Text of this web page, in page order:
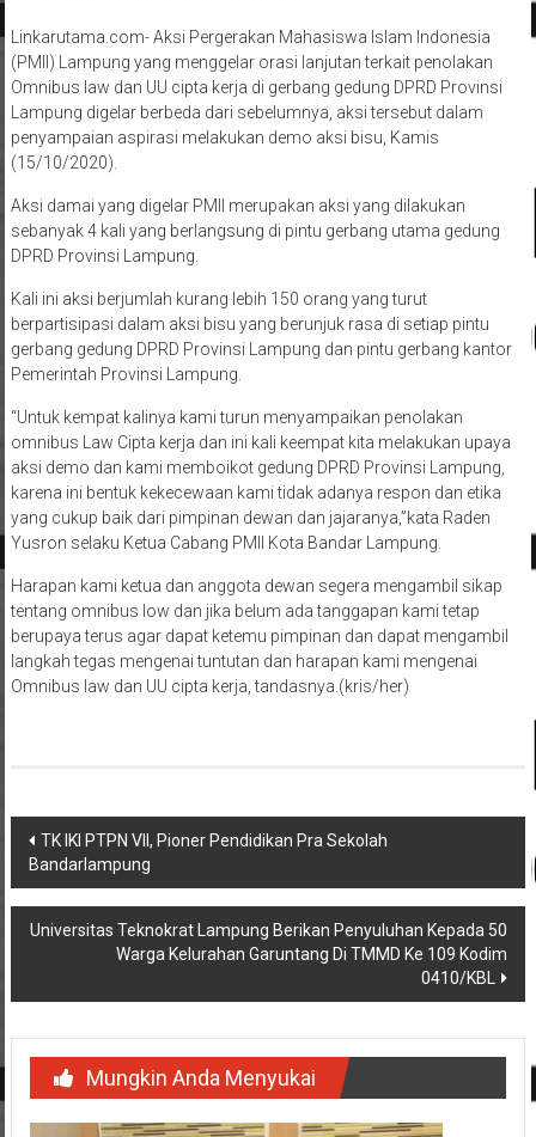
Linkarutama.com- Aksi Pergerakan Mahasiswa Islam Indonesia
(PMII) Lampung yang menggelar orasi lanjutan terkait penolakan
Omnibus law dan UU cipta kerja di gerbang gedung DPRD Provinsi
Lampung digelar berbeda dari sebelumnya, aksi tersebut dalam
penyampaian aspirasi melakukan demo aksi bisu, Kamis
(15/10/2020).
Aksi damai yang digelar PMII merupakan aksi yang dilakukan
sebanyak 4 kali yang berlangsung di pintu gerbang utama gedung
DPRD Provinsi Lampung.
Kali ini aksi berjumlah kurang lebih 150 orang yang turut
berpartisipasi dalam aksi bisu yang berunjuk rasa di setiap pintu
gerbang gedung DPRD Provinsi Lampung dan pintu gerbang kantor
Pemerintah Provinsi Lampung.
“Untuk kempat kalinya kami turun menyampaikan penolakan
omnibus Law Cipta kerja dan ini kali keempat kita melakukan upaya
aksi demo dan kami memboikot gedung DPRD Provinsi Lampung,
karena ini bentuk kekecewaan kami tidak adanya respon dan etika
yang cukup baik dari pimpinan dewan dan jajaranya,”kata Raden
Yusron selaku Ketua Cabang PMII Kota Bandar Lampung.
Harapan kami ketua dan anggota dewan segera mengambil sikap
tentang omnibus low dan jika belum ada tanggapan kami tetap
berupaya terus agar dapat ketemu pimpinan dan dapat mengambil
langkah tegas mengenai tuntutan dan harapan kami mengenai
Omnibus law dan UU cipta kerja, tandasnya.(kris/her)
Navigasi
pos
TK IKI PTPN VII, Pioner Pendidikan Pra Sekolah
Bandarlampung
Universitas Teknokrat Lampung Berikan Penyuluhan Kepada 50
Warga Kelurahan Garuntang Di TMMD Ke 109 Kodim
0410/KBL
Mungkin Anda Menyukai